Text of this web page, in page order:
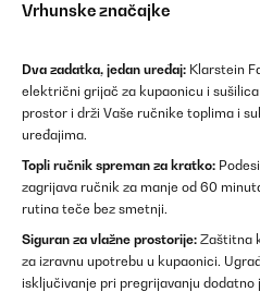
Vrhunske značajke
Dva zadatka, jedan uređaj: Klarstein
električni grijač za kupaonicu i
prostor i drži Vaše ručnike toplima i
uređajima.
Topli ručnik spreman za kratko:
zagrijava ručnik za manje od 60
rutina teče bez smetnji.
Siguran za vlažne prostorije: Zaštitna
za izravnu upotrebu u kupaonici.
isključivanje pri pregrijavanju dodatno